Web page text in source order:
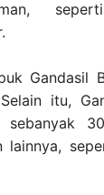
Gandasil
itu,
sebanyak
lainnya,